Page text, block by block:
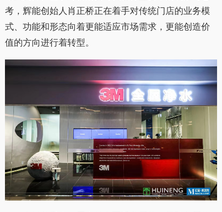
考，辉能创始人肖正桥正在着手对传统门店的业务模
式、功能和形态向着更能适应市场需求，更能创造价
值的方向进行着转型。